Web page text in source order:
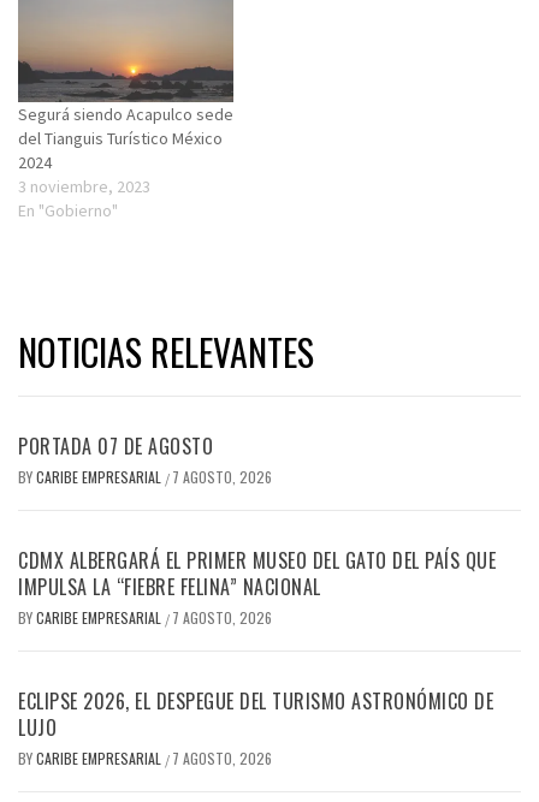
Segurá siendo Acapulco sede
del Tianguis Turístico México
2024
3 noviembre, 2023
En "Gobierno"
NOTICIAS RELEVANTES
PORTADA 07 DE AGOSTO
BYCARIBE EMPRESARIAL / 7 AGOSTO, 2026
CDMX ALBERGARÁ EL PRIMER MUSEO DEL GATO DEL PAÍS QUE
IMPULSA LA “FIEBRE FELINA” NACIONAL
BYCARIBE EMPRESARIAL / 7 AGOSTO, 2026
ECLIPSE 2026, EL DESPEGUE DEL TURISMO ASTRONÓMICO DE
LUJO
BYCARIBE EMPRESARIAL / 7 AGOSTO, 2026